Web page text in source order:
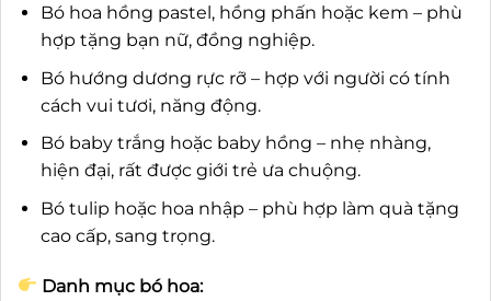
Bó hoa hồng pastel, hồng phấn hoặc kem – phù
hợp tặng bạn nữ, đồng nghiệp.
Bó hướng dương rực rỡ – hợp với người có tính
cách vui tươi, năng động.
Bó baby trắng hoặc baby hồng – nhẹ nhàng,
hiện đại, rất được giới trẻ ưa chuộng.
Bó tulip hoặc hoa nhập – phù hợp làm quà tặng
cao cấp, sang trọng.
Danh mục bó hoa: